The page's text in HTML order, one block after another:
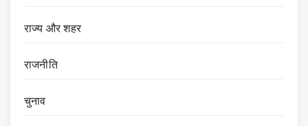
राज्य और शहर
राजनीति
चुनाव